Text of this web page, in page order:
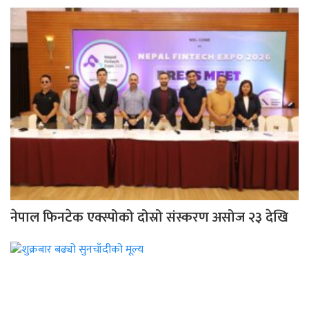
नेपाल फिनटेक एक्स्पोको दोस्रो संस्करण असोज २३ देखि